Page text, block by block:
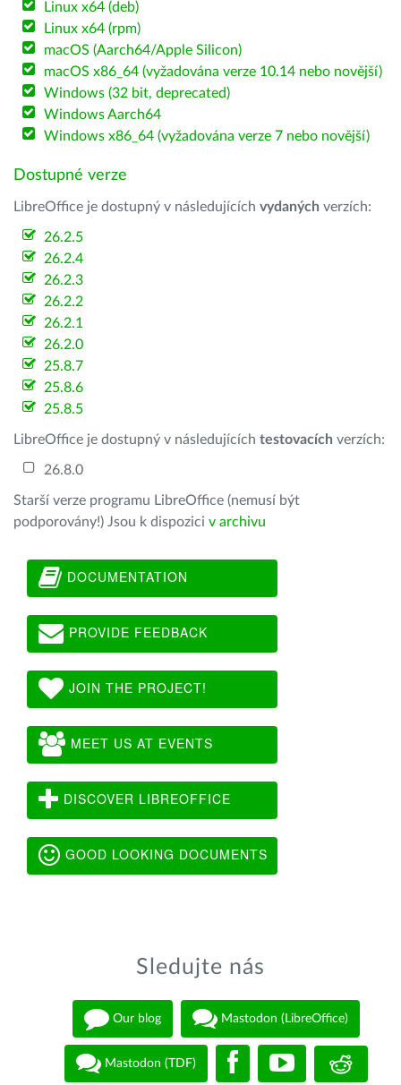
Linux x64 (deb)
Linux x64 (rpm)
macOS (Aarch64/Apple Silicon)
macOS x86_64 (vyžadována verze 10.14 nebo novější)
Windows (32 bit, deprecated)
Windows Aarch64
Windows x86_64 (vyžadována verze 7 nebo novější)
Dostupné verze
LibreOffice je dostupný v následujících vydaných verzích:
26.2.5
26.2.4
26.2.3
26.2.2
26.2.1
26.2.0
25.8.7
25.8.6
25.8.5
LibreOffice je dostupný v následujících testovacích verzích:
26.8.0
Starší verze programu LibreOffice (nemusí být
podporovány!) Jsou k dispozici v archivu
DOCUMENTATION
PROVIDE FEEDBACK
JOIN THE PROJECT!
MEET US AT EVENTS
DISCOVER LIBREOFFICE
GOOD LOOKING DOCUMENTS
Sledujte nás
Our blog Mastodon (LibreOffice)
Mastodon (TDF)